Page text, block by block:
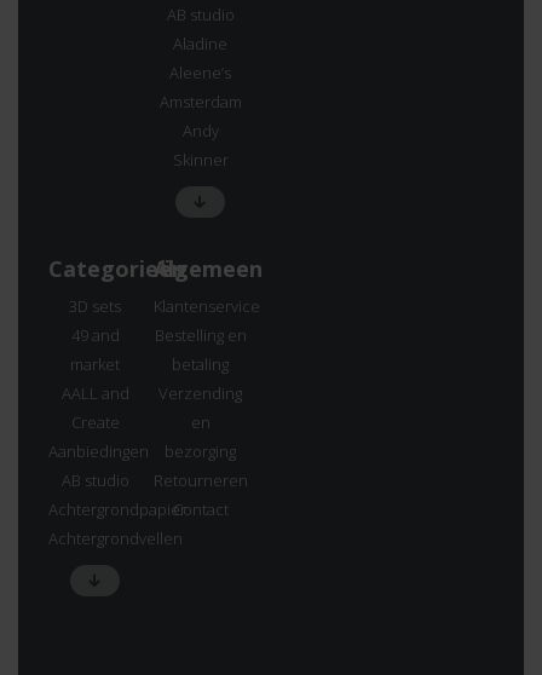
AB studio
Aladine
Aleene’s
Amsterdam
Andy
Skinner
Categorieën
3D sets
49 and
market
AALL and
Create
Aanbiedingen
AB studio
Achtergrondpapier
Achtergrondvellen
Algemeen
Klantenservice
Bestelling en
betaling
Verzending
en
bezorging
Retourneren
Contact